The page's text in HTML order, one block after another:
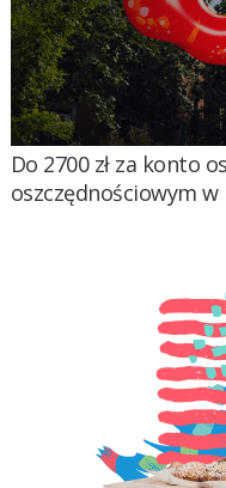
Do 2700 zł za konto
oszczędnościowym w